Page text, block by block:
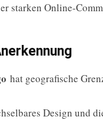
starken Online-
hat geografische
Design und